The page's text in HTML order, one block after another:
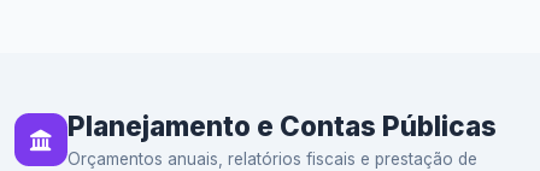
Planejamento e Contas Públicas
Orçamentos anuais, relatórios fiscais e prestação de